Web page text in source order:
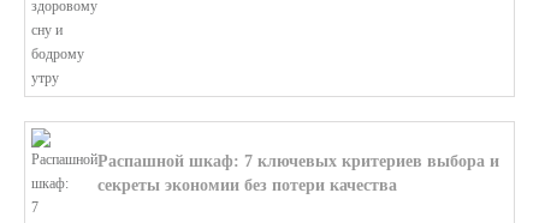
Распашной шкаф: 7 ключевых критериев выбора и
секреты экономии без потери качества